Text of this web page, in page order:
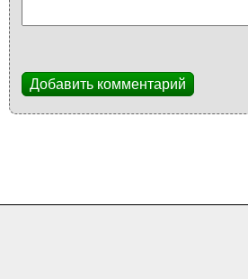
Добавить комментарий